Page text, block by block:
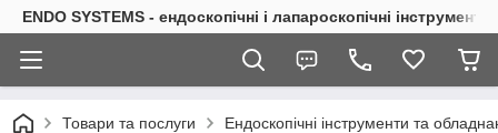
ENDO SYSTEMS - ендоскопічні і лапароскопічні інструменти
Товари та послуги Ендоскопічні інструменти та